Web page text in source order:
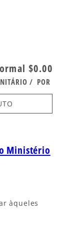
$0.00
/ POR
Ministério
àqueles